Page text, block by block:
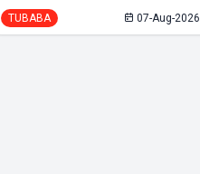
TUBABA 07-Aug-2026